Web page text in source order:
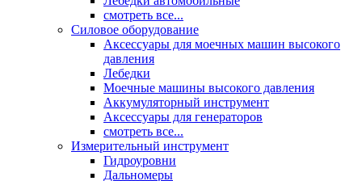
смотреть все...
Силовое оборудование
Аксессуары для моечных машин высокого
давления
Лебедки
Моечные машины высокого давления
Аккумуляторный инструмент
Аксессуары для генераторов
смотреть все...
Измерительный инструмент
Гидроуровни
Дальномеры